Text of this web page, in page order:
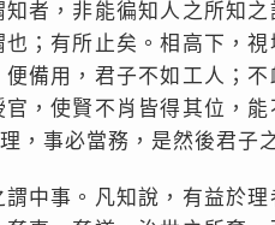
者，非能徧知人之所知
；有所止矣。相高下，
備用，君子不如工人；
，使賢不肖皆得其位，
，事必當務，是然後君子
中事。凡知說，有益於